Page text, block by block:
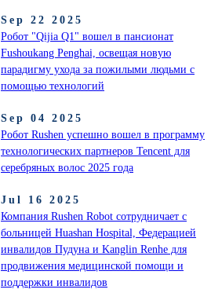
Sep 22 2025
Робот "Qijia Q1" вошел в пансионат
Fushoukang Penghai, освещая новую
парадигму ухода за пожилыми людьми с
помощью технологий
Sep 04 2025
Робот Rushen успешно вошел в программу
технологических партнеров Tencent для
серебряных волос 2025 года
Jul 16 2025
Компания Rushen Robot сотрудничает с
больницей Huashan Hospital, Федерацией
инвалидов Пудуна и Kanglin Renhe для
продвижения медицинской помощи и
поддержки инвалидов